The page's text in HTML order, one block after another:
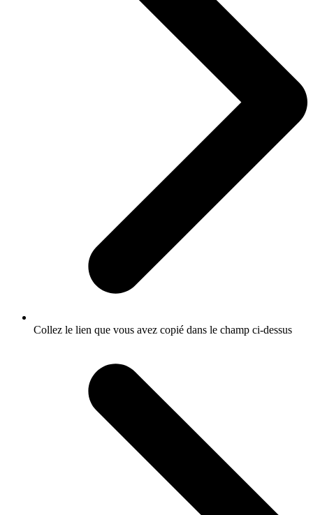
Collez le lien que vous avez copié dans le champ ci-dessus